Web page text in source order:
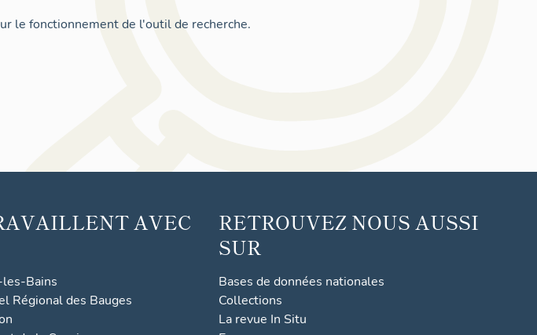
le fonctionnement de l'outil de recherche.
AVEC
Bains
Régional des Bauges
RETROUVEZ NOUS AUSSI
SUR
Bases de données nationales
Collections
La revue In Situ